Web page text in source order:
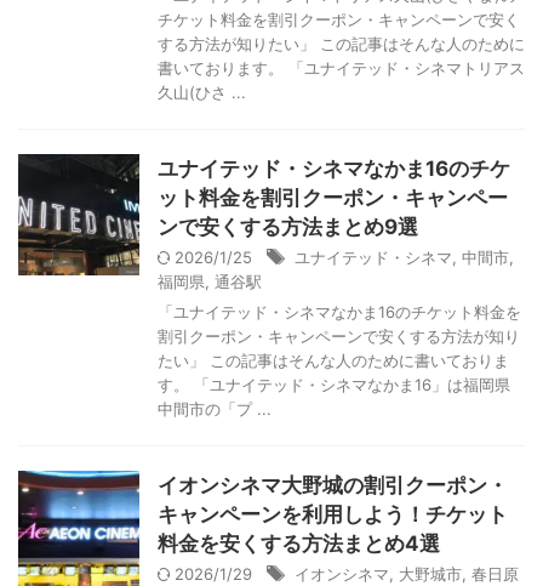
チケット料金を割引クーポン・キャンペーンで安く
する方法が知りたい」 この記事はそんな人のために
書いております。 「ユナイテッド・シネマトリアス
久山(ひさ ...
ユナイテッド・シネマなかま16のチケ
ット料金を割引クーポン・キャンペー
ンで安くする方法まとめ9選
2026/1/25 ユナイテッド・シネマ 中間市
福岡県 通谷駅
「ユナイテッド・シネマなかま16のチケット料金を
割引クーポン・キャンペーンで安くする方法が知り
たい」 この記事はそんな人のために書いておりま
す。 「ユナイテッド・シネマなかま16」は福岡県
中間市の「プ ...
イオンシネマ大野城の割引クーポン・
キャンペーンを利用しよう！チケット
料金を安くする方法まとめ4選
2026/1/29 イオンシネマ 大野城市 春日原